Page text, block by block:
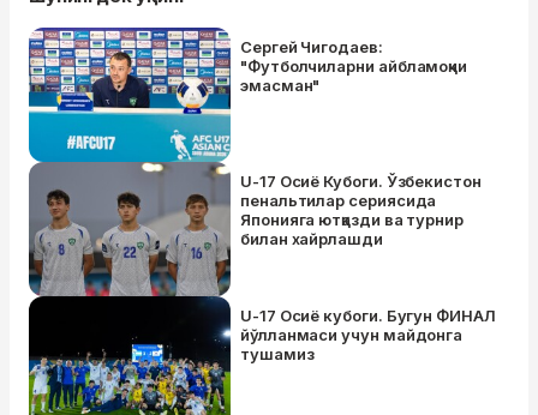
Сергей Чигодаев:
"Футболчиларни айбламоқчи
эмасман"
U-17 Осиё Кубоги. Ўзбекистон
пенальтилар сериясида
Японияга ютқазди ва турнир
билан хайрлашди
U-17 Осиё кубоги. Бугун ФИНАЛ
йўлланмаси учун майдонга
тушамиз